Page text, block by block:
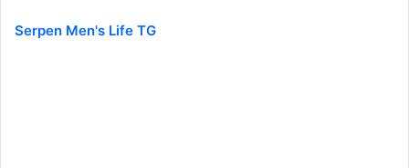
Serpen Men's Life TG